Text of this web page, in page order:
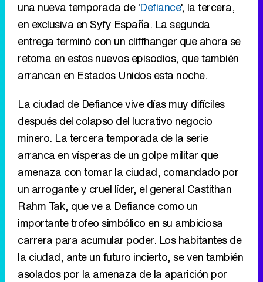
una nueva temporada de 'Defiance', la tercera,
en exclusiva en Syfy España. La segunda
entrega terminó con un cliffhanger que ahora se
retoma en estos nuevos episodios, que también
arrancan en Estados Unidos esta noche.
La ciudad de Defiance vive días muy difíciles
después del colapso del lucrativo negocio
minero. La tercera temporada de la serie
arranca en vísperas de un golpe militar que
amenaza con tomar la ciudad, comandado por
un arrogante y cruel líder, el general Castithan
Rahm Tak, que ve a Defiance como un
importante trofeo simbólico en su ambiciosa
carrera para acumular poder. Los habitantes de
la ciudad, ante un futuro incierto, se ven también
asolados por la amenaza de la aparición por